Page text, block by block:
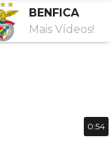
BENFICA
Mais Vídeos!
0:54